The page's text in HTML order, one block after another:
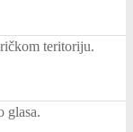
teritoriju.
glasa.